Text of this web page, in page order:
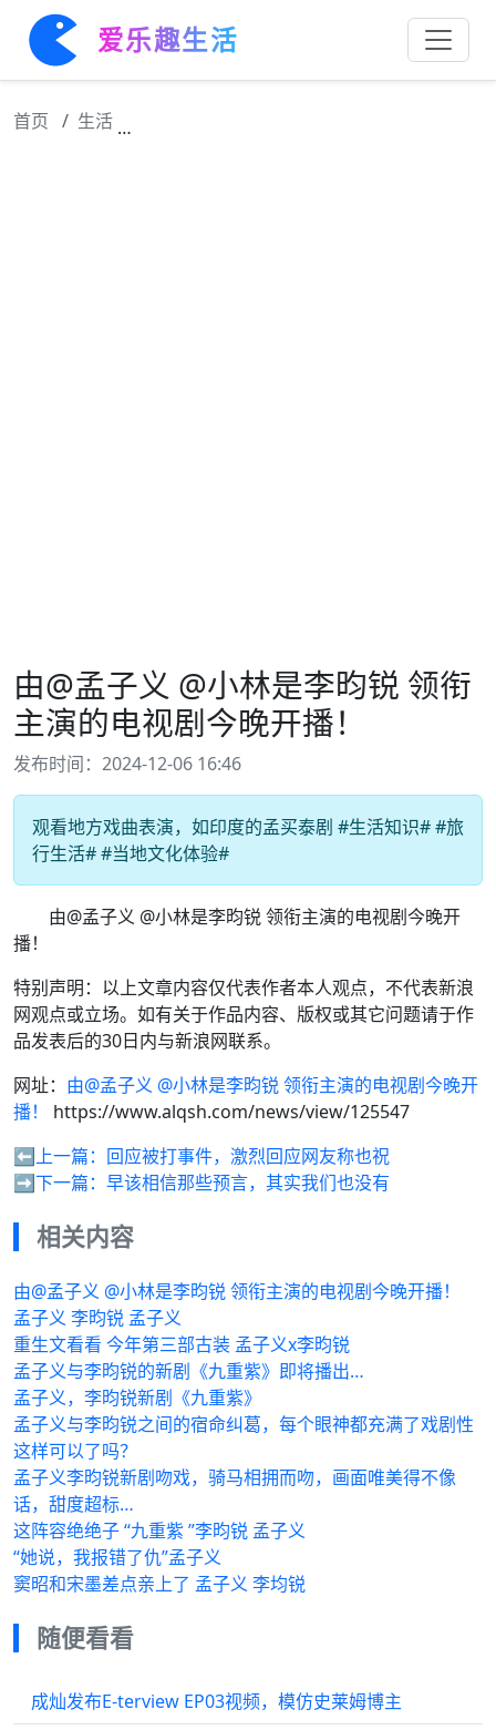
爱乐趣生活
首页 生活
由@孟子义 @小林是李昀锐 领衔
主演的电视剧今晚开播！
发布时间：2024-12-06 16:46
观看地方戏曲表演，如印度的孟买泰剧 #生活知识# #旅
行生活# #当地文化体验#
由@孟子义 @小林是李昀锐 领衔主演的电视剧今晚开
播！
特别声明：以上文章内容仅代表作者本人观点，不代表新浪
网观点或立场。如有关于作品内容、版权或其它问题请于作
品发表后的30日内与新浪网联系。
网址： 由@孟子义 @小林是李昀锐 领衔主演的电视剧今晚开
播！
https://www.alqsh.com/news/view/125547
⬅️上一篇： 回应被打事件，激烈回应网友称也祝
➡️下一篇： 早该相信那些预言，其实我们也没有
相关内容
由@孟子义 @小林是李昀锐 领衔主演的电视剧今晚开播！
孟子义 李昀锐 孟子义
重生文看看 今年第三部古装 孟子义x李昀锐
孟子义与李昀锐的新剧《九重紫》即将播出…
孟子义，李昀锐新剧《九重紫》
孟子义与李昀锐之间的宿命纠葛，每个眼神都充满了戏剧性
这样可以了吗？
孟子义李昀锐新剧吻戏，骑马相拥而吻，画面唯美得不像
话，甜度超标…
这阵容绝绝子 “九重紫 ”李昀锐 孟子义
“她说，我报错了仇”孟子义
窦昭和宋墨差点亲上了 孟子义 李均锐
随便看看
成灿发布E-terview EP03视频，模仿史莱姆博主